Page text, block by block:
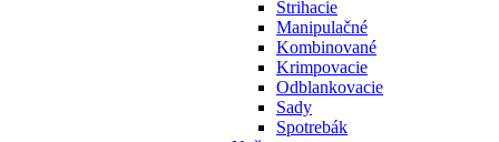
Strihacie
Manipulačné
Kombinované
Krimpovacie
Odblankovacie
Sady
Spotrebák